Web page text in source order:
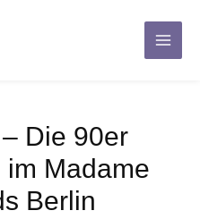
Main
– Die 90er
Madame
Berlin